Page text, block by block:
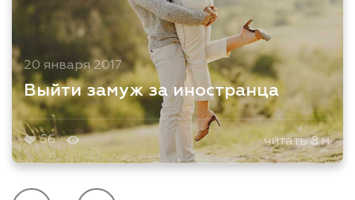
20 января 2017
Выйти замуж за иностранца
56 читать 8 м.